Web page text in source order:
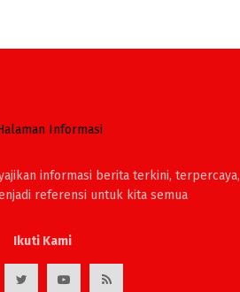
informasi berita terkini, terpercaya,
referensi untuk kita semua
Ikuti Kami